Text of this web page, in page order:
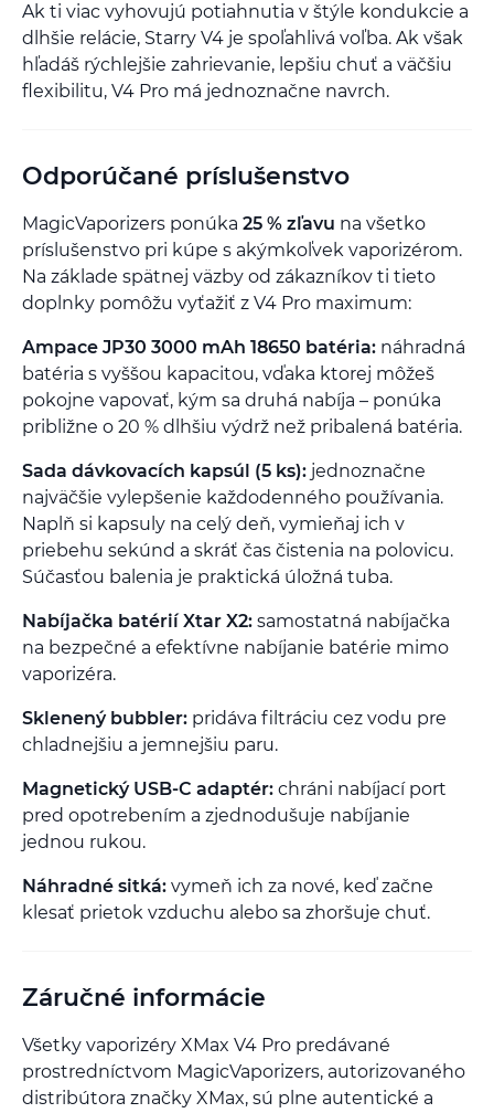
Ak ti viac vyhovujú potiahnutia v štýle kondukcie a
dlhšie relácie, Starry V4 je spoľahlivá voľba. Ak však
hľadáš rýchlejšie zahrievanie, lepšiu chuť a väčšiu
flexibilitu, V4 Pro má jednoznačne navrch.
Odporúčané príslušenstvo
MagicVaporizers ponúka 25 % zľavu na všetko
príslušenstvo pri kúpe s akýmkoľvek vaporizérom.
Na základe spätnej väzby od zákazníkov ti tieto
doplnky pomôžu vyťažiť z V4 Pro maximum:
Ampace JP30 3000 mAh 18650 batéria: náhradná
batéria s vyššou kapacitou, vďaka ktorej môžeš
pokojne vapovať, kým sa druhá nabíja – ponúka
približne o 20 % dlhšiu výdrž než pribalená batéria.
Sada dávkovacích kapsúl (5 ks): jednoznačne
najväčšie vylepšenie každodenného používania.
Naplň si kapsuly na celý deň, vymieňaj ich v
priebehu sekúnd a skráť čas čistenia na polovicu.
Súčasťou balenia je praktická úložná tuba.
Nabíjačka batérií Xtar X2: samostatná nabíjačka
na bezpečné a efektívne nabíjanie batérie mimo
vaporizéra.
Sklenený bubbler: pridáva filtráciu cez vodu pre
chladnejšiu a jemnejšiu paru.
Magnetický USB-C adaptér: chráni nabíjací port
pred opotrebením a zjednodušuje nabíjanie
jednou rukou.
Náhradné sitká: vymeň ich za nové, keď začne
klesať prietok vzduchu alebo sa zhoršuje chuť.
Záručné informácie
Všetky vaporizéry XMax V4 Pro predávané
prostredníctvom MagicVaporizers, autorizovaného
distribútora značky XMax, sú plne autentické a